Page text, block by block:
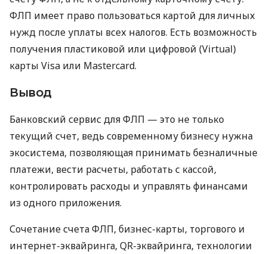
ФЛП имеет право пользоваться картой для личных
нужд после уплаты всех налогов. Есть возможность
получения пластиковой или цифровой (Virtual)
карты Visa или Mastercard.
Вывод
Банковский сервис для ФЛП — это не только
текущий счет, ведь современному бизнесу нужна
экосистема, позволяющая принимать безналичные
платежи, вести расчеты, работать с кассой,
контролировать расходы и управлять финансами
из одного приложения.
Сочетание счета ФЛП, бизнес-карты, торгового и
интернет-эквайринга, QR-эквайринга, технологии